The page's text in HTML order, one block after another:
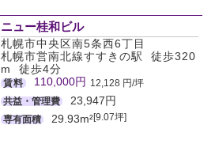
ニュー桂和ビル
札幌市中央区南5条西6丁目
札幌市営南北線すすきの駅 徒歩320
m 徒歩4分
賃料 110,000円 12,128 円/坪
共益・管理費
23,947円
専有面積 29.93m²[9.07坪]